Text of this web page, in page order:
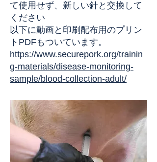
て使用せず、新しい針と交換して
ください
以下に動画と印刷配布用のプリン
トPDFもついています。
https://www.securepork.org/trainin
g-materials/disease-monitoring-
sample/blood-collection-adult/